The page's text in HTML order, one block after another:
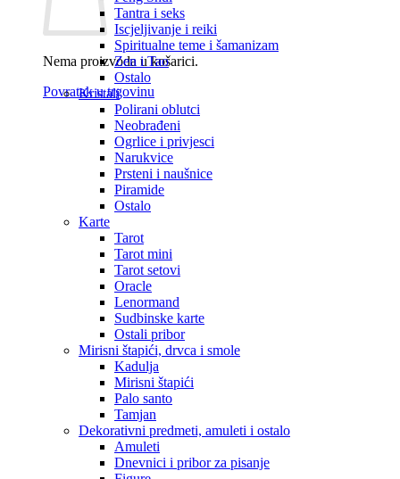
Nema proizvoda u košarici.
Povratak u trgovinu
Tantra i seks
Iscjeljivanje i reiki
Spiritualne teme i šamanizam
Zen i Tao
Ostalo
Kristali
Polirani oblutci
Neobrađeni
Ogrlice i privjesci
Narukvice
Prsteni i naušnice
Piramide
Ostalo
Karte
Tarot
Tarot mini
Tarot setovi
Oracle
Lenormand
Sudbinske karte
Ostali pribor
Mirisni štapići, drvca i smole
Kadulja
Mirisni štapići
Palo santo
Tamjan
Dekorativni predmeti, amuleti i ostalo
Amuleti
Dnevnici i pribor za pisanje